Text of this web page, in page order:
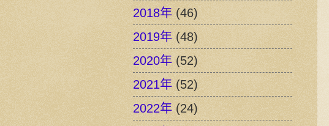
2018年 (46)
2019年 (48)
2020年 (52)
2021年 (52)
2022年 (24)